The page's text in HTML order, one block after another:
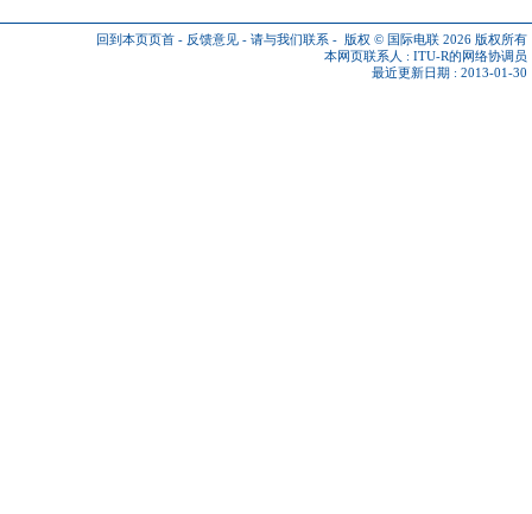
回到本页页首 - 反馈意见 - 请与我们联系 - 版权 © 国际电联 2026 版权所有
本网页联系人 : ITU-R的网络协调员
最近更新日期 : 2013-01-30